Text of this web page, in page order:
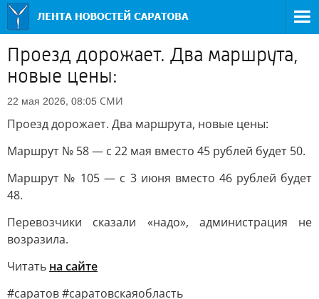
Проезд дорожает. Два маршрута,
новые цены:
22 мая 2026, 08:05 СМИ
Проезд дорожает. Два маршрута, новые цены:
Маршрут № 58 — с 22 мая вместо 45 рублей будет 50.
Маршрут № 105 — с 3 июня вместо 46 рублей будет
48.
Перевозчики сказали «надо», администрация не
возразила.
Читать на сайте
#саратов #саратовскаяобласть